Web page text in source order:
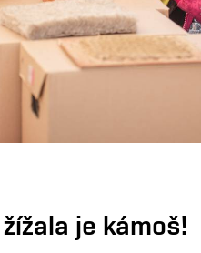
je kámoš!